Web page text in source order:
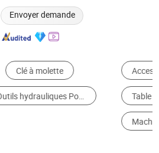
Envoyer demande
Accessoires de Machinerie de Construction & d'Ingénierie Machine à Cintrer
Machines-Outils à Commande Numérique